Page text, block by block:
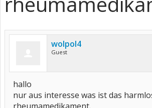
wolpol4
Guest
hallo
nur aus interesse was ist das